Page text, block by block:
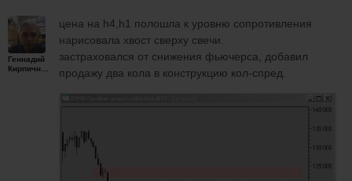
Геннадий
Кирпичников
цена на h4,h1 полошла к уровню сопротивления
нарисовала хвост сверху свечи.
застраховался от снижения фьючерса, добавил
продажу два кола в конструкцию кол-спред.